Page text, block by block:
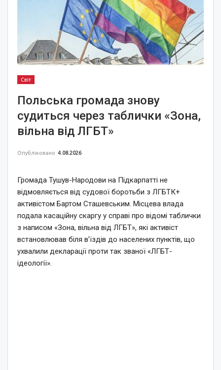
Світ
Польська громада знову
судиться через таблички «Зона,
вільна від ЛГБТ»
Опубліковано 4.08.2026
Громада Тушув-Народови на Підкарпатті не
відмовляється від судової боротьби з ЛГБТК+
активістом Бартом Сташевським. Місцева влада
подала касаційну скаргу у справі про відомі таблички
з написом «Зона, вільна від ЛГБТ», які активіст
встановлював біля в’їздів до населених пунктів, що
ухвалили декларації проти так званої «ЛГБТ-
ідеології».